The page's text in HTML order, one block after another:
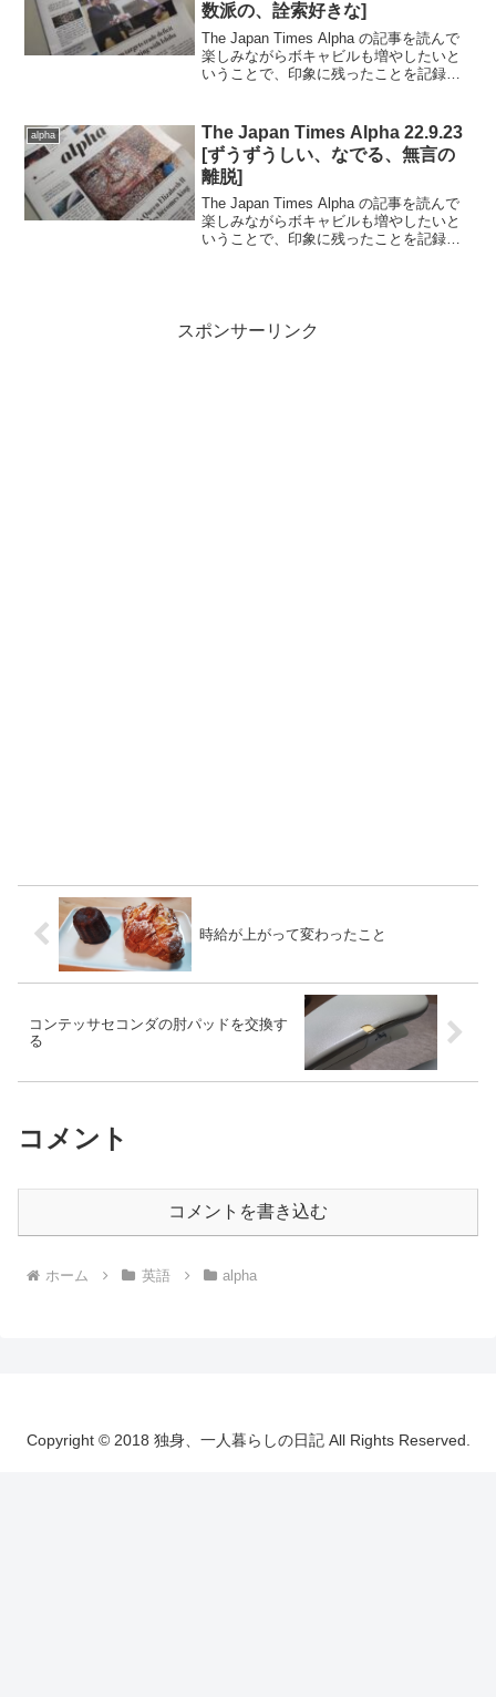
数派の、詮索好きな]
The Japan Times Alpha の記事を読んで
楽しみながらボキャビルも増やしたいと
いうことで、印象に残ったことを記録し
ラスチックを燃料に変...
alpha
The Japan Times Alpha 22.9.23
[ずうずうしい、なでる、無言の
離脱]
The Japan Times Alpha の記事を読んで
楽しみながらボキャビルも増やしたいと
いうことで、印象に残ったことを記録し
スポンサーリンク
時給が上がって変わったこと
コンテッサセコンダの肘パッドを交換す
る
コメント
コメントを書き込む
ホーム 英語 alpha
Copyright © 2018 独身、一人暮らしの日記 All Rights Reserved.